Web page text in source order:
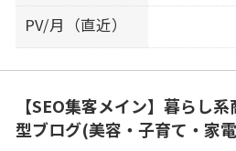
PV/月（直近）
【SEO集客メイン】暮らし
型ブログ(美容・子育て・家